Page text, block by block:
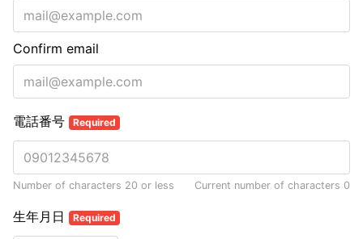
Confirm email
電話番号 Required
Number of characters 20 or less Current number of characters 0
生年月日 Required